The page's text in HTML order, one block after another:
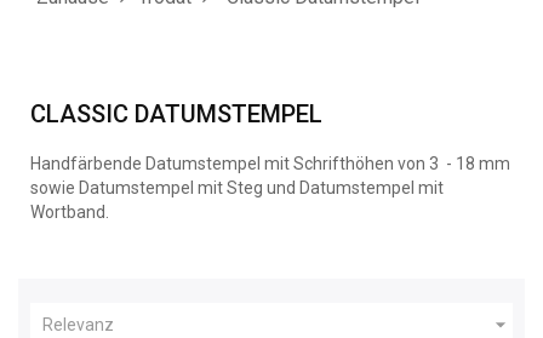
CLASSIC DATUMSTEMPEL
Handfärbende Datumstempel mit Schrifthöhen von 3 - 18 mm
sowie Datumstempel mit Steg und Datumstempel mit
Wortband.
Relevanz 